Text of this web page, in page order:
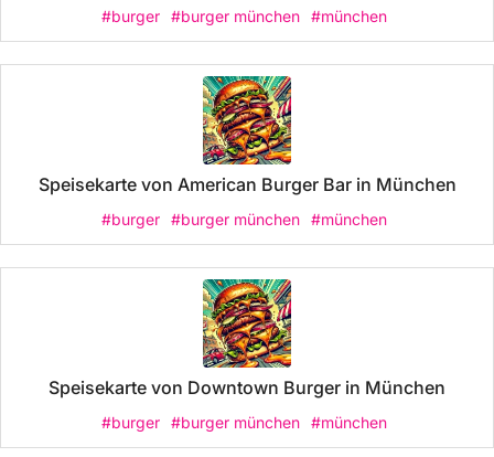
#burger #burger münchen #münchen
Speisekarte von American Burger Bar in München
#burger #burger münchen #münchen
Speisekarte von Downtown Burger in München
#burger #burger münchen #münchen